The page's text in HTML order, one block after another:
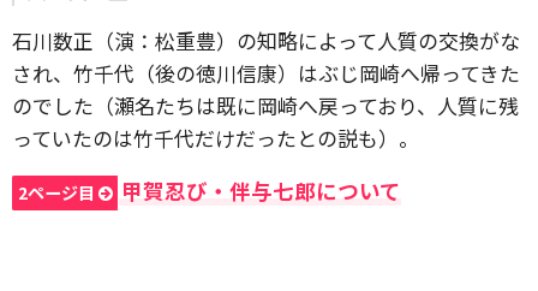
石川数正（演：松重豊）の知略によって人質の交換がな
され、竹千代（後の徳川信康）はぶじ岡崎へ帰ってきた
のでした（瀬名たちは既に岡崎へ戻っており、人質に残
っていたのは竹千代だけだったとの説も）。
2ページ目 甲賀忍び・伴与七郎について